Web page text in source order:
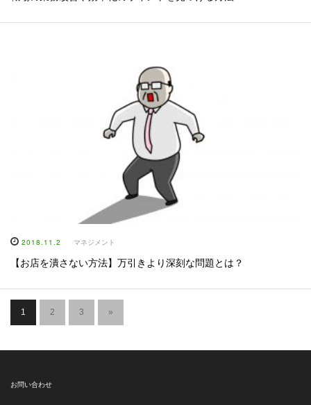
2018.11.2 マネジメント
【お店を潰さない方法】万引きより深刻な問題とは？
1 2 3 »
お問い合わせ